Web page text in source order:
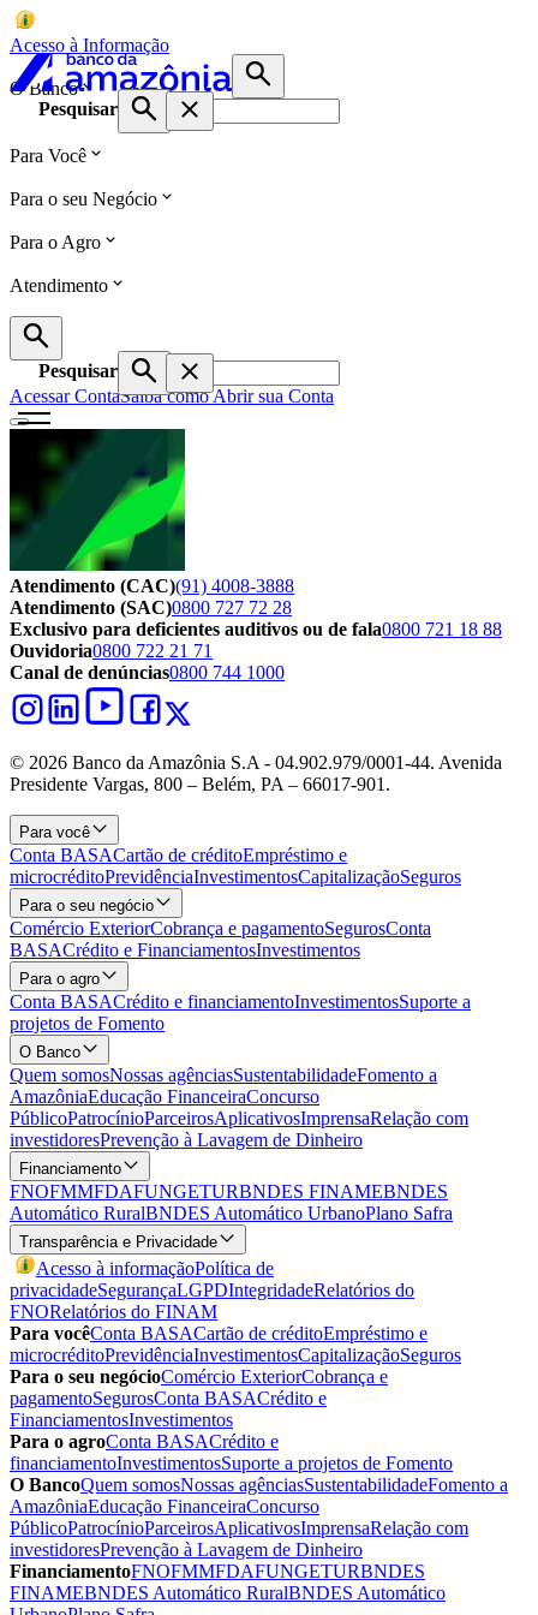
Acesso à Informação
O Banco
Pesquisar
Para Você
Para o seu Negócio
Para o Agro
Atendimento
Pesquisar
Acessar ContaSaiba como Abrir sua Conta
Atendimento (CAC)(91) 4008-3888
Atendimento (SAC)0800 727 72 28
Exclusivo para deficientes auditivos ou de fala0800 721 18 88
Ouvidoria0800 722 21 71
Canal de denúncias0800 744 1000
© 2026 Banco da Amazônia S.A - 04.902.979/0001‐44. Avenida
Presidente Vargas, 800 – Belém, PA – 66017-901.
Para você
Conta BASACartão de créditoEmpréstimo e
microcréditoPrevidênciaInvestimentosCapitalizaçãoSeguros
Para o seu negócio
Comércio ExteriorCobrança e pagamentoSegurosConta
BASACrédito e FinanciamentosInvestimentos
Para o agro
Conta BASACrédito e financiamentoInvestimentosSuporte a
projetos de Fomento
O Banco
Quem somosNossas agênciasSustentabilidadeFomento a
AmazôniaEducação FinanceiraConcurso
PúblicoPatrocínioParceirosAplicativosImprensaRelação com
investidoresPrevenção à Lavagem de Dinheiro
Financiamento
FNOFMMFDAFUNGETURBNDES FINAMEBNDES
Automático RuralBNDES Automático UrbanoPlano Safra
Transparência e Privacidade
Acesso à informaçãoPolítica de
privacidadeSegurançaLGPDIntegridadeRelatórios do
FNORelatórios do FINAM
Para vocêConta BASACartão de créditoEmpréstimo e
microcréditoPrevidênciaInvestimentosCapitalizaçãoSeguros
Para o seu negócioComércio ExteriorCobrança e
pagamentoSegurosConta BASACrédito e
FinanciamentosInvestimentos
Para o agroConta BASACrédito e
financiamentoInvestimentosSuporte a projetos de Fomento
O BancoQuem somosNossas agênciasSustentabilidadeFomento a
AmazôniaEducação FinanceiraConcurso
PúblicoPatrocínioParceirosAplicativosImprensaRelação com
investidoresPrevenção à Lavagem de Dinheiro
FinanciamentoFNOFMMFDAFUNGETURBNDES
FINAMEBNDES Automático RuralBNDES Automático